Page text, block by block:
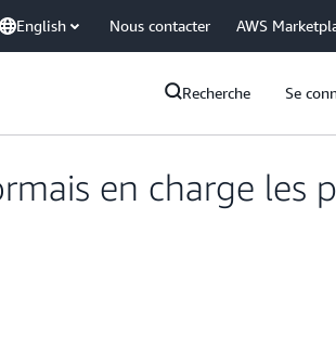
English Nous contacter AWS
Recherche Se
en charge les